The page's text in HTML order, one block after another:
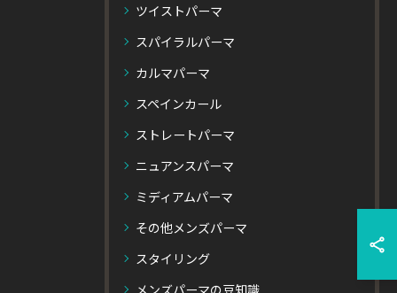
ツイストパーマ
スパイラルパーマ
カルマパーマ
スペインカール
ストレートパーマ
ニュアンスパーマ
ミディアムパーマ
その他メンズパーマ
スタイリング
メンズパーマの豆知識